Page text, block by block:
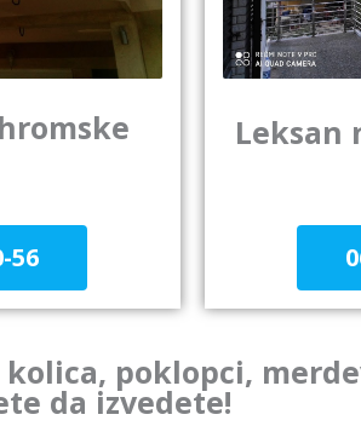
56
Leksan
poklopci,
da izvedete!